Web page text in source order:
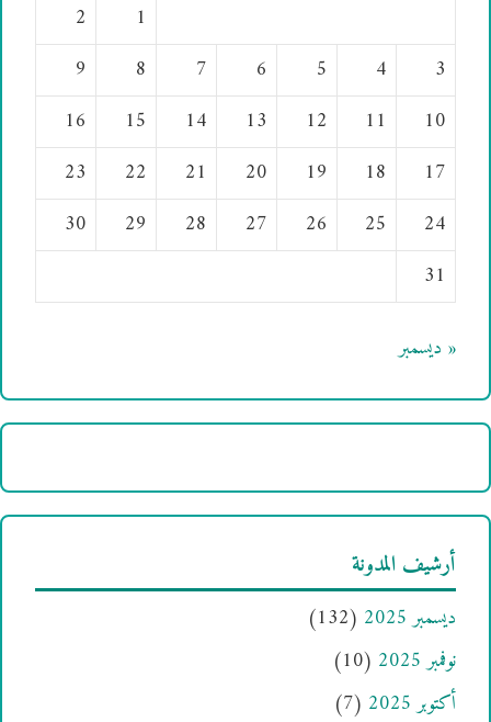
1
2
3
4
5
6
7
8
9
10
11
12
13
14
15
16
17
18
19
20
21
22
23
24
25
26
27
28
29
30
31
« ديسمبر
أرشيف المدونة
ديسمبر 2025
(132)
نوفمبر 2025
(10)
أكتوبر 2025
(7)